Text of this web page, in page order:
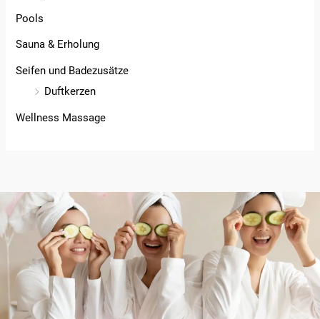
Pools
Sauna & Erholung
Seifen und Badezusätze
Duftkerzen
Wellness Massage